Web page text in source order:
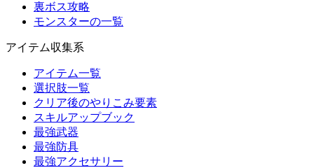
裏ボス攻略
モンスターの一覧
アイテム収集系
アイテム一覧
選択肢一覧
クリア後のやりこみ要素
スキルアップブック
最強武器
最強防具
最強アクセサリー